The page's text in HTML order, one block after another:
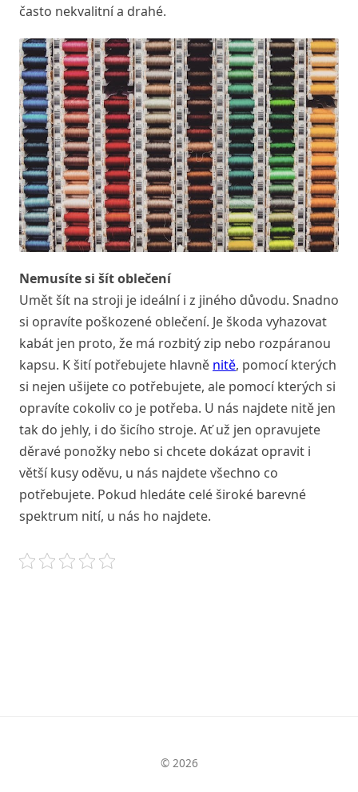
často nekvalitní a drahé.
Nemusíte si šít oblečení
Umět šít na stroji je ideální i z jiného důvodu. Snadno
si opravíte poškozené oblečení. Je škoda vyhazovat
kabát jen proto, že má rozbitý zip nebo rozpáranou
kapsu. K šití potřebujete hlavně nitě, pomocí kterých
si nejen ušijete co potřebujete, ale pomocí kterých si
opravíte cokoliv co je potřeba. U nás najdete nitě jen
tak do jehly, i do šicího stroje. Ať už jen opravujete
děravé ponožky nebo si chcete dokázat opravit i
větší kusy oděvu, u nás najdete všechno co
potřebujete. Pokud hledáte celé široké barevné
spektrum nití, u nás ho najdete.
© 2026